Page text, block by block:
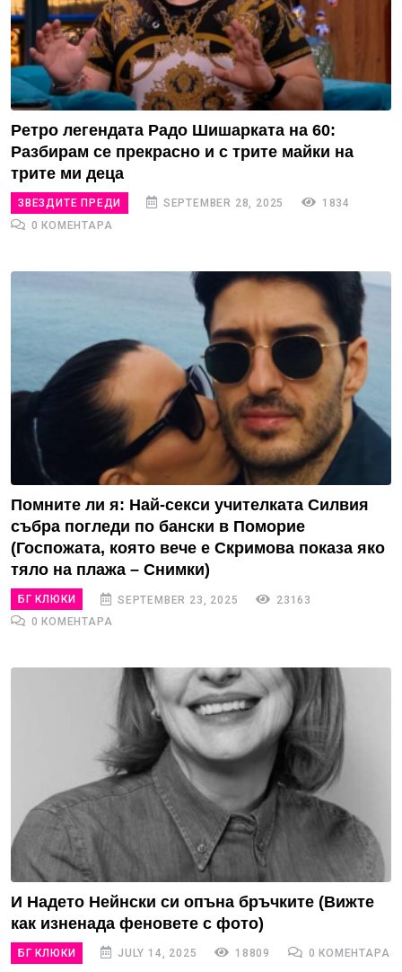
Ретро легендата Радо Шишарката на 60:
Разбирам се прекрасно и с трите майки на
трите ми деца
ЗВЕЗДИТЕ ПРЕДИ SEPTEMBER 28, 2025
1834
0 КОМЕНТАРА
Помните ли я: Най-секси учителката Силвия
събра погледи по бански в Поморие
(Госпожата, която вече е Скримова показа яко
тяло на плажа – Снимки)
БГ КЛЮКИ SEPTEMBER 23, 2025
23163
0 КОМЕНТАРА
И Надето Нейнски си опъна бръчките (Вижте
как изненада феновете с фото)
БГ КЛЮКИ JULY 14, 2025 18809 0 КОМЕНТАРА